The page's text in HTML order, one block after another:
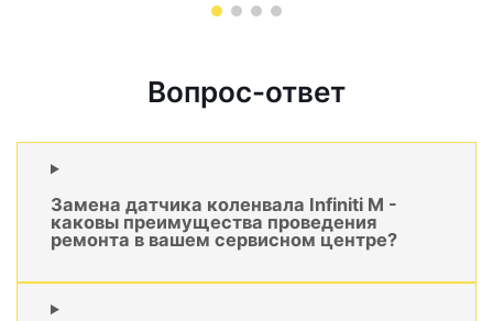
Вопрос-ответ
Замена датчика коленвала Infiniti M -
каковы преимущества проведения
ремонта в вашем сервисном центре?